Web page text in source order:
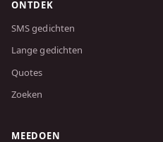
ONTDEK
SMS gedichten
Lange gedichten
Quotes
Zoeken
MEEDOEN